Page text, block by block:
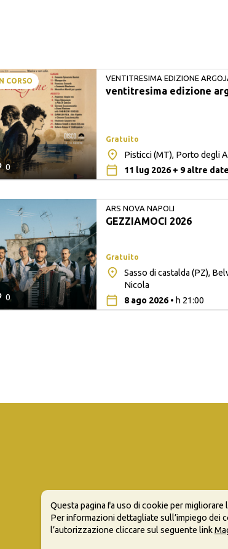
IN CORSO
0
VENTITRESIMA EDIZIONE
ventitresima edizione
Gratuito
Pisticci (MT), Porto degli
11 lug 2026 + 9 altre date
0
ARS NOVA NAPOLI
GEZZIAMOCI 2026
Gratuito
Sasso di castalda (PZ),
Nicola
8 ago 2026• h 21:00
Questa pagina fa uso di cookie per migliorare
Per informazioni dettagliate sull’impiego dei
l’autorizzazione cliccare sul seguente link